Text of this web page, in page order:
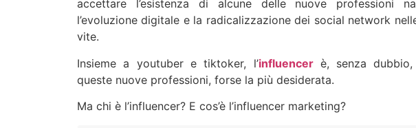
accettare l’esistenza di alcune delle nuove professioni
l’evoluzione digitale e la radicalizzazione dei social network
vite.
Insieme a youtuber e tiktoker, l’influencerè, senza
queste nuove professioni, forse la più desiderata.
Ma chi è l’influencer? E cos’è l’influencer marketing?